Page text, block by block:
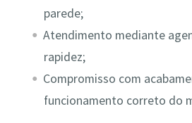
parede;
Atendimento mediante
rapidez;
Compromisso com
funcionamento correto do